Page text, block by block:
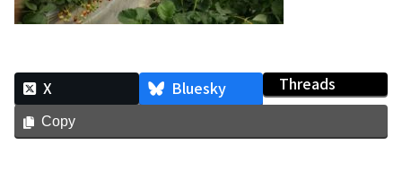
X Bluesky Threads
Copy